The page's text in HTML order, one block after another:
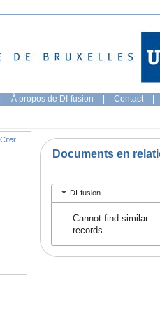
| À propos de DI-fusion | Contact |
Citer
Documents en
DI-fusion
Cannot find similar
records